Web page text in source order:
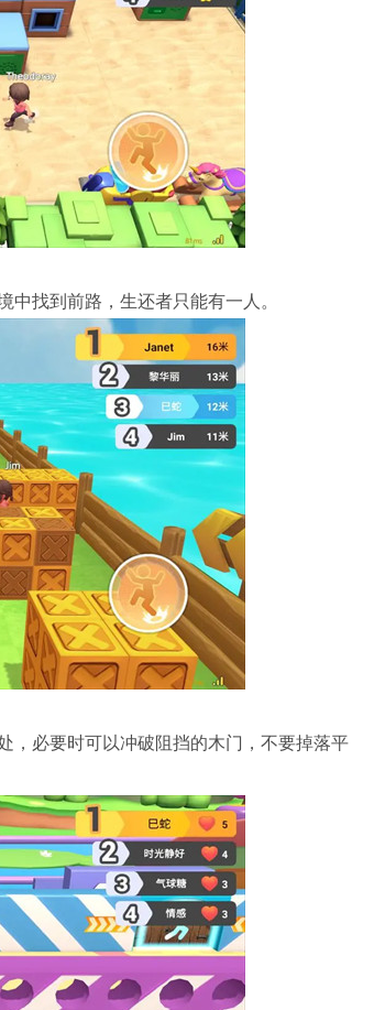
找到前路，生还者只能有一人。
，必要时可以冲破阻挡的木门，不要掉落平